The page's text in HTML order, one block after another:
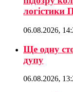
логістики
06.08.2026,
Ще одну
дупу
06.08.2026,